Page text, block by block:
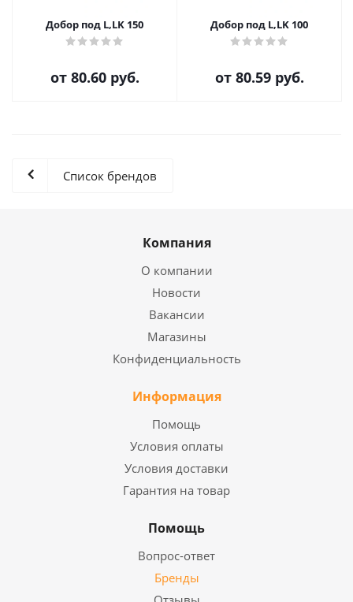
Добор под L,LK 150
от 80.60 руб.
Добор под L,LK 100
от 80.59 руб.
Список брендов
Компания
О компании
Новости
Вакансии
Магазины
Конфиденциальность
Информация
Помощь
Условия оплаты
Условия доставки
Гарантия на товар
Помощь
Вопрос-ответ
Бренды